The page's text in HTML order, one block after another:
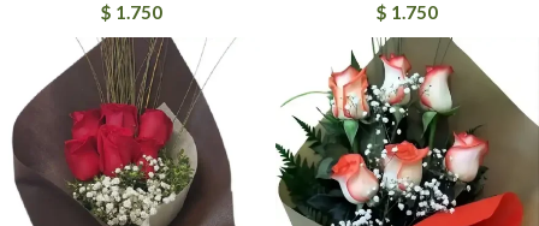
$ 1.750 $ 1.750